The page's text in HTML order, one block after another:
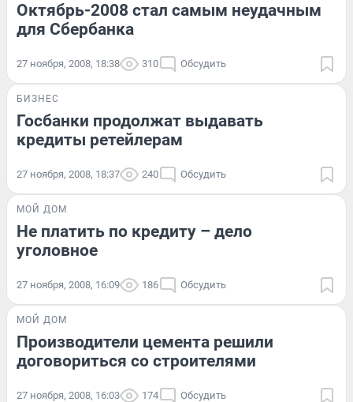
Октябрь-2008 стал самым неудачным
для Сбербанка
27 ноября, 2008, 18:38 310 Обсудить
БИЗНЕС
Госбанки продолжат выдавать
кредиты ретейлерам
27 ноября, 2008, 18:37 240 Обсудить
МОЙ ДОМ
Не платить по кредиту – дело
уголовное
27 ноября, 2008, 16:09 186 Обсудить
МОЙ ДОМ
Производители цемента решили
договориться со строителями
27 ноября, 2008, 16:03 174 Обсудить